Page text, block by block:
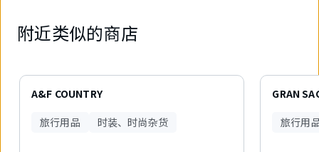
附近类似的商店
A&F COUNTRY
旅行用品
时装、时尚杂货
GRAN
旅行用